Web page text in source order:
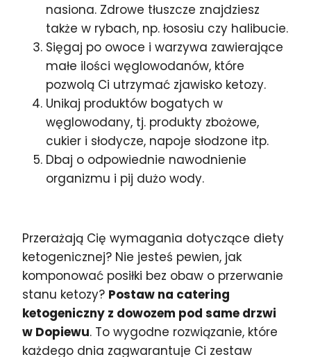
nasiona. Zdrowe tłuszcze znajdziesz
także w rybach, np. łososiu czy halibucie.
Sięgaj po owoce i warzywa zawierające
małe ilości węglowodanów, które
pozwolą Ci utrzymać zjawisko ketozy.
Unikaj produktów bogatych w
węglowodany, tj. produkty zbożowe,
cukier i słodycze, napoje słodzone itp.
Dbaj o odpowiednie nawodnienie
organizmu i pij dużo wody.
Przerażają Cię wymagania dotyczące diety
ketogenicznej? Nie jesteś pewien, jak
komponować posiłki bez obaw o przerwanie
stanu ketozy? Postaw na catering
ketogeniczny z dowozem pod same drzwi
w Dopiewu. To wygodne rozwiązanie, które
każdego dnia zagwarantuje Ci zestaw